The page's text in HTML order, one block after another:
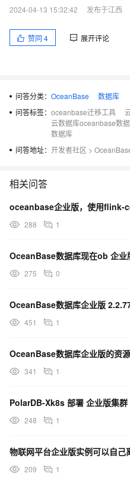
2024-04-13 15:32:42
发布于江西
赞同 4 展开评论
问答分类： OceanBase
数据库
问答标签： oceanbase迁移工具
云数据库oceanbase数
数据库
问答地址： 开发者社区 >
相关问答
288 1
275 0
OceanBase数据库企业版
451 1
341 1
PolarDB-Xk8s 部署 企业版集群
248 1
物联网平台企业版实例可以自己
209 1